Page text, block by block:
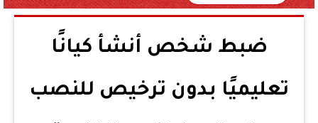
ضبط شخص أنشأ كيانًا
تعليميًا بدون ترخيص للنصب